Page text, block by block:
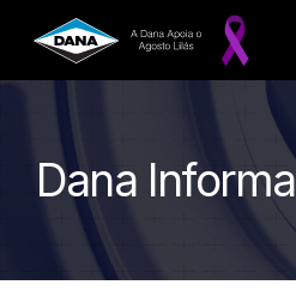
Dana Informa